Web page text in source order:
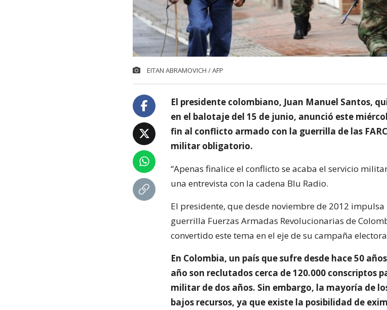
EITAN ABRAMOVICH / AFP
El presidente colombiano, Juan Manuel Santos,
en el balotaje del 15 de junio, anunció este
fin al conflicto armado con la guerrilla de las
militar obligatorio.
“Apenas finalice el conflicto se acaba el servicio
una entrevista con la cadena Blu Radio.
El presidente, que desde noviembre de 2012
guerrilla Fuerzas Armadas Revolucionarias de
convertido este tema en el eje de su campaña
En Colombia, un país que sufre desde hace 50
año son reclutados cerca de 120.000 conscriptos
militar de dos años. Sin embargo, la mayoría de
bajos recursos, ya que existe la posibilidad de